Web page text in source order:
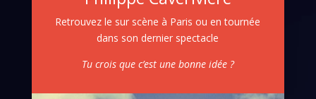
Retrouvez le sur scène à Paris ou en tournée
dans son dernier spectacle
Tu crois que c’est une bonne idée ?